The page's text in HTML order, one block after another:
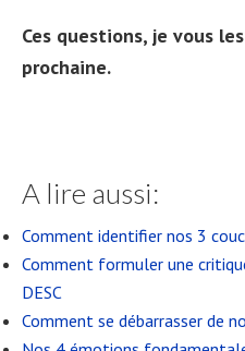
Ces questions, je vous
prochaine.
A lire aussi:
Comment identifier nos 3
Comment formuler une
DESC
Comment se débarrasser de